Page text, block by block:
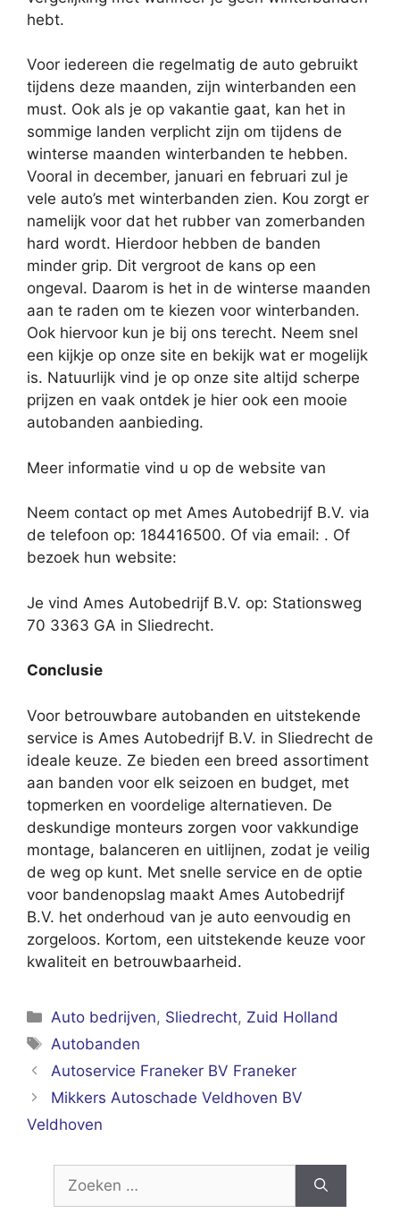
hebt.
Voor iedereen die regelmatig de auto gebruikt
tijdens deze maanden, zijn winterbanden een
must. Ook als je op vakantie gaat, kan het in
sommige landen verplicht zijn om tijdens de
winterse maanden winterbanden te hebben.
Vooral in december, januari en februari zul je
vele auto’s met winterbanden zien. Kou zorgt er
namelijk voor dat het rubber van zomerbanden
hard wordt. Hierdoor hebben de banden
minder grip. Dit vergroot de kans op een
ongeval. Daarom is het in de winterse maanden
aan te raden om te kiezen voor winterbanden.
Ook hiervoor kun je bij ons terecht. Neem snel
een kijkje op onze site en bekijk wat er mogelijk
is. Natuurlijk vind je op onze site altijd scherpe
prijzen en vaak ontdek je hier ook een mooie
autobanden aanbieding.
Meer informatie vind u op de website van
Neem contact op met Ames Autobedrijf B.V. via
de telefoon op: 184416500. Of via email: . Of
bezoek hun website:
Je vind Ames Autobedrijf B.V. op: Stationsweg
70 3363 GA in Sliedrecht.
Conclusie
Voor betrouwbare autobanden en uitstekende
service is Ames Autobedrijf B.V. in Sliedrecht de
ideale keuze. Ze bieden een breed assortiment
aan banden voor elk seizoen en budget, met
topmerken en voordelige alternatieven. De
deskundige monteurs zorgen voor vakkundige
montage, balanceren en uitlijnen, zodat je veilig
de weg op kunt. Met snelle service en de optie
voor bandenopslag maakt Ames Autobedrijf
B.V. het onderhoud van je auto eenvoudig en
zorgeloos. Kortom, een uitstekende keuze voor
kwaliteit en betrouwbaarheid.
Categorieën
Auto bedrijven, Sliedrecht, Zuid Holland
Tags
Autobanden
Autoservice Franeker BV Franeker
Mikkers Autoschade Veldhoven BV
Veldhoven
naar: